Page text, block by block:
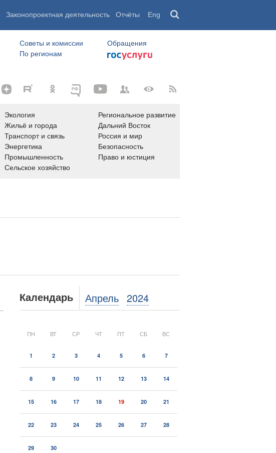
Законопроектная деятельность Отчёты Eng
Советы и комиссии
По регионам
Обращения
Экология
Жильё и города
Транспорт и связь
Энергетика
Промышленность
Сельское хозяйство
Региональное развитие
Дальний Восток
Россия и мир
Безопасность
Право и юстиция
Календарь Апрель 2024
ПН ВТ СР ЧТ ПТ СБ ВС
1 2 3 4 5 6 7
8 9 10 11 12 13 14
15 16 17 18 19 20 21
22 23 24 25 26 27 28
29 30